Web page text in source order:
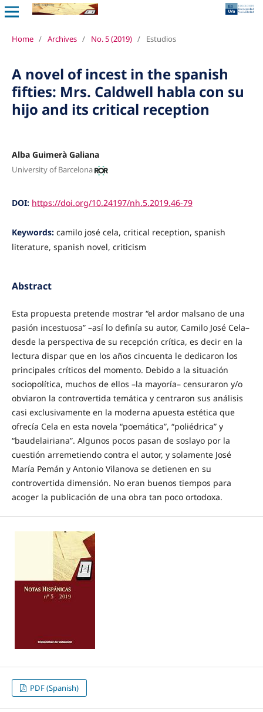
Home / Archives / No. 5 (2019) / Estudios
A novel of incest in the spanish
fifties: Mrs. Caldwell habla con su
hijo and its critical reception
Alba Guimerà Galiana
University of Barcelona
DOI: https://doi.org/10.24197/nh.5.2019.46-79
Keywords: camilo josé cela, critical reception, spanish
literature, spanish novel, criticism
Abstract
Esta propuesta pretende mostrar “el ardor malsano de una
pasión incestuosa” –así lo definía su autor, Camilo José Cela–
desde la perspectiva de su recepción crítica, es decir en la
lectura dispar que en los años cincuenta le dedicaron los
principales críticos del momento. Debido a la situación
sociopolítica, muchos de ellos –la mayoría– censuraron y/o
obviaron la controvertida temática y centraron sus análisis
casi exclusivamente en la moderna apuesta estética que
ofrecía Cela en esta novela “poemática”, “poliédrica” y
“baudelairiana”. Algunos pocos pasan de soslayo por la
cuestión arremetiendo contra el autor, y solamente José
María Pemán y Antonio Vilanova se detienen en su
controvertida dimensión. No eran buenos tiempos para
acoger la publicación de una obra tan poco ortodoxa.
PDF (Spanish)